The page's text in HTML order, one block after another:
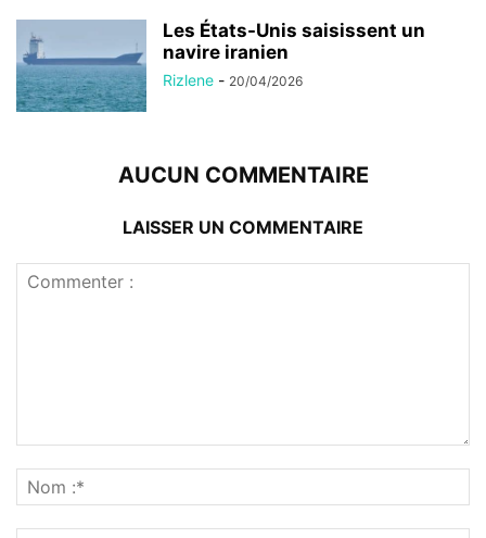
Les États-Unis saisissent un
navire iranien
Rizlene - 20/04/2026
AUCUN COMMENTAIRE
LAISSER UN COMMENTAIRE